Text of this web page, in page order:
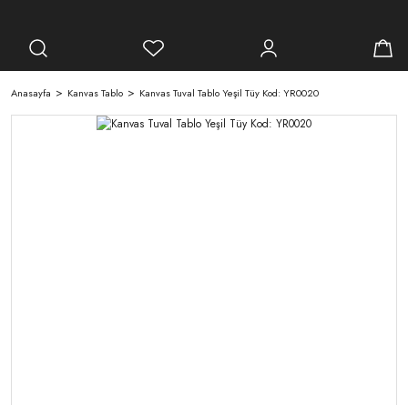
Anasayfa Kanvas Tablo Kanvas Tuval Tablo Yeşil Tüy Kod: YR0020